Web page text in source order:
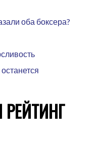
оба боксера?